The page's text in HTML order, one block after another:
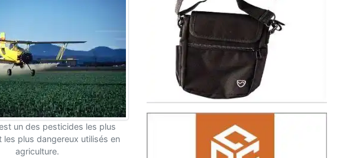
un des pesticides les plus
les plus dangereux utilisés en
agriculture.